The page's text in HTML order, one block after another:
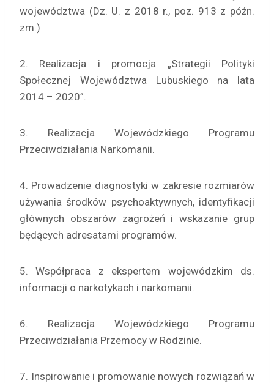
województwa (Dz. U. z 2018 r., poz. 913 z późn.
zm.)
2. Realizacja i promocja „Strategii Polityki
Społecznej Województwa Lubuskiego na lata
2014 – 2020”.
3. Realizacja Wojewódzkiego Programu
Przeciwdziałania Narkomanii.
4. Prowadzenie diagnostyki w zakresie rozmiarów
używania środków psychoaktywnych, identyfikacji
głównych obszarów zagrożeń i wskazanie grup
będących adresatami programów.
5. Współpraca z ekspertem wojewódzkim ds.
informacji o narkotykach i narkomanii.
6. Realizacja Wojewódzkiego Programu
Przeciwdziałania Przemocy w Rodzinie.
7. Inspirowanie i promowanie nowych rozwiązań w